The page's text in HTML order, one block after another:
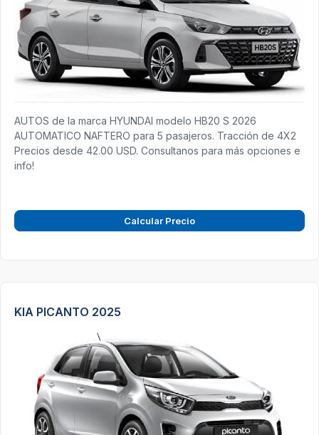
AUTOS de la marca HYUNDAI modelo HB20 S 2026
AUTOMATICO NAFTERO para 5 pasajeros. Tracción de 4X2
Precios desde 42.00 USD. Consultanos para más opciones e
info!
Calcular Precio
KIA PICANTO 2025